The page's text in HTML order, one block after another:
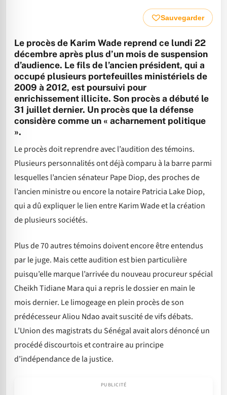
Sauvegarder
Le procès de Karim Wade reprend ce lundi 22
décembre après plus d’un mois de suspension
d’audience. Le fils de l’ancien président, qui a
occupé plusieurs portefeuilles ministériels de
2009 à 2012, est poursuivi pour
enrichissement illicite. Son procès a débuté le
31 juillet dernier. Un procès que la défense
considère comme un « acharnement politique
».
Le procès doit reprendre avec l’audition des témoins.
Plusieurs personnalités ont déjà comparu à la barre parmi
lesquelles l’ancien sénateur Pape Diop, des proches de
l’ancien ministre ou encore la notaire Patricia Lake Diop,
qui a dû expliquer le lien entre Karim Wade et la création
de plusieurs sociétés.
Plus de 70 autres témoins doivent encore être entendus
par le juge. Mais cette audition est bien particulière
puisqu’elle marque l’arrivée du nouveau procureur spécial
Cheikh Tidiane Mara qui a repris le dossier en main le
mois dernier. Le limogeage en plein procès de son
prédécesseur Aliou Ndao avait suscité de vifs débats.
L’Union des magistrats du Sénégal avait alors dénoncé un
procédé discourtois et contraire au principe
d’indépendance de la justice.